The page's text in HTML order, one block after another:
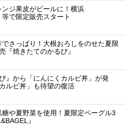
ジ果皮がビールに！横浜
等で限定販売スタート
さっぱり！大根おろしをのせた夏限
『焼きたてのかるび』
』から「にんにくカルビ丼」が発
ルビ丼」も待望の復活
や夏野菜を使用！夏限定ベーグル3
』